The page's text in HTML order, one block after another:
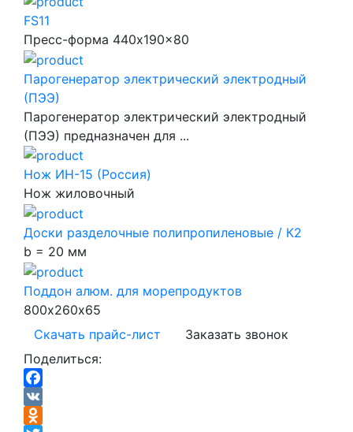
FS11
Пресс-форма 440x190x80
Парогенератор электрический электродный
(ПЭЭ)
Парогенератор электрический электродный
(ПЭЭ) предназначен для ...
Нож ИН-15 (Россия)
Нож жиловочный
Доски разделочные полипропиленовые / К2
b = 20 мм
Поддон алюм. для морепродуктов
800х260х65
Скачать прайс-лист
Заказать звонок
Поделиться:
Facebook
VK